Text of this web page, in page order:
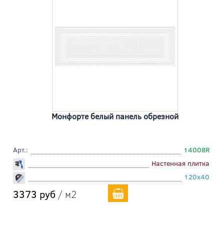
Монфорте белый панель обрезной
Арт.:
14008R
Настенная плитка
120x40
3373 руб / м2